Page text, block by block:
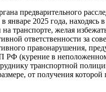
предварительного
январе 2025 года, находясь
транспорте, желая
ответственности за
правонарушения,
РФ (курение в
транспортной
от получения которой